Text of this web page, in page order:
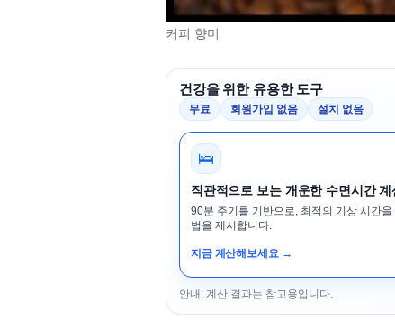
커피 향미
건강을 위한 유용한 도구
무료 회원가입 없음 설치 없음
🛌
직관적으로 보는 개운한 수면시간 계
90분 주기를 기반으로, 최적의 기상 시간
법을 제시합니다.
지금 계산해보세요 →
안내: 계산 결과는 참고용입니다.